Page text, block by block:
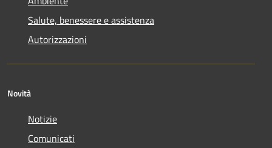
Salute, benessere e assistenza
Autorizzazioni
Novità
Notizie
Comunicati